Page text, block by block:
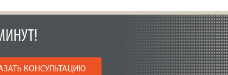
КОНСУЛЬТАЦИЮ